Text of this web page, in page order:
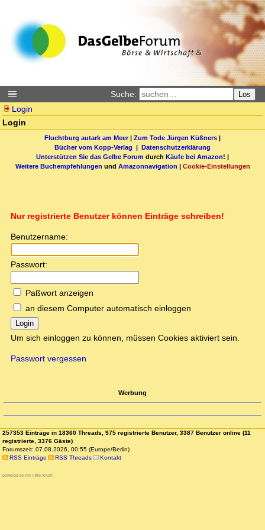
Suche: Los
Login
Login
Fluchtburg autark am Meer| Zum Tode Jürgen Küßners |
Bücher vom Kopp-Verlag | Datenschutzerklärung
Unterstützen Sie das Gelbe Forum durch Käufe bei Amazon! |
Weitere Buchempfehlungen und Amazonnavigation | Cookie-Einstellungen
Nur registrierte Benutzer können Einträge schreiben!
Benutzername:
Passwort:
Paßwort anzeigen
an diesem Computer automatisch einloggen
Login
Um sich einloggen zu können, müssen Cookies aktiviert sein.
Passwort vergessen
Werbung
257353 Einträge in 18360 Threads, 975 registrierte Benutzer, 3387 Benutzer online (11
registrierte, 3376 Gäste)
Forumszeit: 07.08.2026, 00:55 (Europe/Berlin)
RSS Einträge
RSS Threads Kontakt
powered by my little forum